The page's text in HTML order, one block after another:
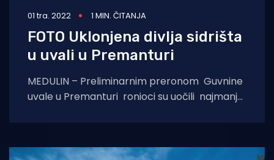
01 tra. 2022 1 MIN. ČITANJA
FOTO Uklonjena divlja sidrišta
u uvali u Premanturi
MEDULIN – Preliminarnim preronom Guvnine
uvale u Premanturi ronioci su uočili najmanje
građevinskog otpada koje